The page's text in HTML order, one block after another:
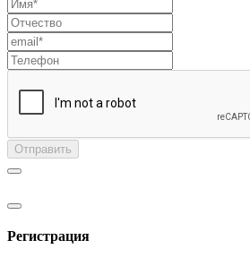
Отправить
Регистрация